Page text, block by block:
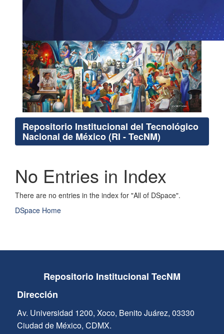
Repositorio Institucional del Tecnológico
Nacional de México (RI - TecNM)
No Entries in Index
There are no entries in the index for "All of DSpace".
DSpace Home
Repositorio Institucional TecNM
Dirección
Av. Universidad 1200, Xoco, Benito Juárez, 03330
Ciudad de México, CDMX.